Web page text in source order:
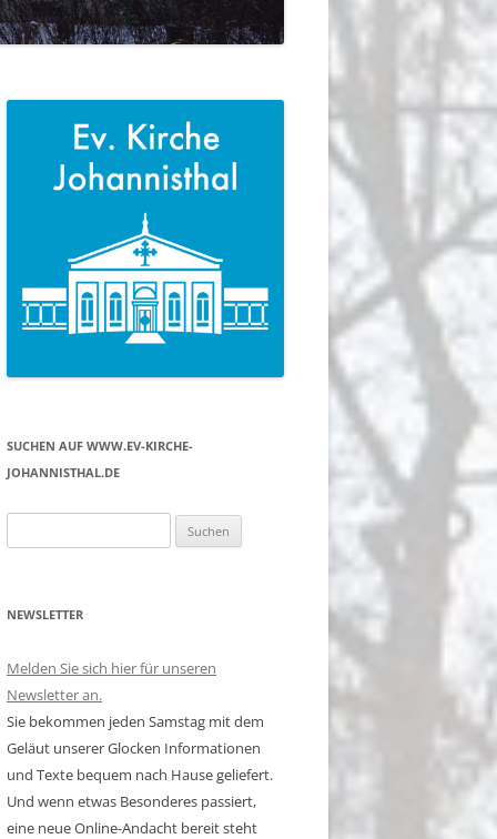
SUCHEN AUF WWW.EV-KIRCHE-
JOHANNISTHAL.DE
nach:
NEWSLETTER
Melden Sie sich hier für unseren
Newsletter an.
Sie bekommen jeden Samstag mit dem
Geläut unserer Glocken Informationen
und Texte bequem nach Hause geliefert.
Und wenn etwas Besonderes passiert,
eine neue Online-Andacht bereit steht